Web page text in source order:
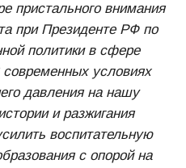
пристального внимания
при Президенте РФ по
политики в сфере
условиях
давления на нашу
и разжигания
воспитательную
с опорой на